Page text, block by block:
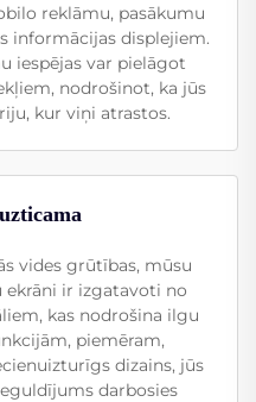
reklāmu, pasākumu
informācijas displejiem.
iespējas var pielāgot
nodrošinot, ka jūs
kur viņi atrastos.
vides grūtības, mūsu
ekrāni ir izgatavoti no
kas nodrošina ilgu
piemēram,
dizains, jūs
darbosies